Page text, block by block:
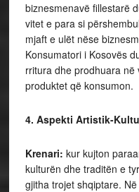
biznesmenavë fillestarë
vitet e para si
mjaft e ulët nëse
Konsumatori i Kosovës
rritura dhe prodhuara
produktet që konsumon.
4. Aspekti Artistik-
Krenari: kur kujton
kulturën dhe traditën e
gjitha trojet shqiptare.